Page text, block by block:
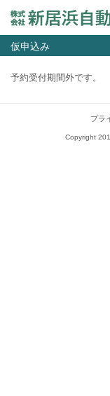
仮申込み
予約受付期間外です。
プラ
Copyright